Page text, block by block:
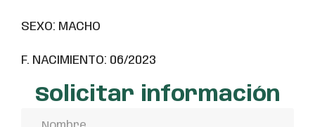
SEXO: MACHO
F. NACIMIENTO: 06/2023
Solicitar información